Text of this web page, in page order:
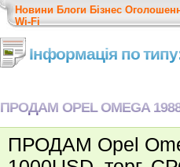
Новини Блоги Бізнес
Wi-Fi
Інформація по
ПРОДАМ OPEL OMEGA
ПРОДАМ Opel